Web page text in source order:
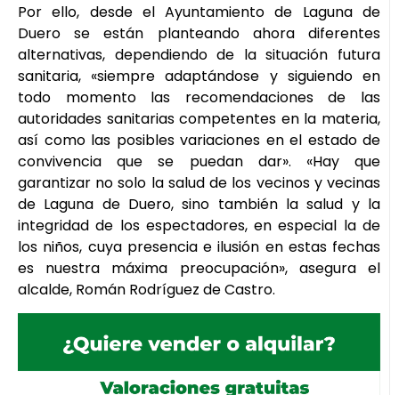
Por ello, desde el Ayuntamiento de Laguna de
Duero se están planteando ahora diferentes
alternativas, dependiendo de la situación futura
sanitaria, «siempre adaptándose y siguiendo en
todo momento las recomendaciones de las
autoridades sanitarias competentes en la materia,
así como las posibles variaciones en el estado de
convivencia que se puedan dar». «Hay que
garantizar no solo la salud de los vecinos y vecinas
de Laguna de Duero, sino también la salud y la
integridad de los espectadores, en especial la de
los niños, cuya presencia e ilusión en estas fechas
es nuestra máxima preocupación», asegura el
alcalde, Román Rodríguez de Castro.